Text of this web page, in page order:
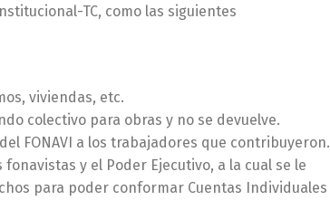
TC, como las siguientes
viviendas, etc.
colectivo para obras y no se devuelve.
FONAVI a los trabajadores que contribuyeron.
y el Poder Ejecutivo, a la cual se le
para poder conformar Cuentas Individuales